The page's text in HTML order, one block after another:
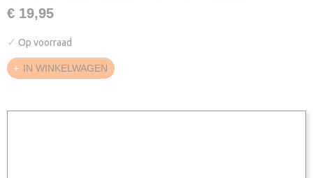
€ 19,95
✓ Op voorraad
IN WINKELWAGEN